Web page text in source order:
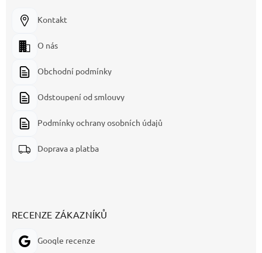
Kontakt
O nás
Obchodní podmínky
Odstoupení od smlouvy
Podmínky ochrany osobních údajů
Doprava a platba
RECENZE ZÁKAZNÍKŮ
Google recenze